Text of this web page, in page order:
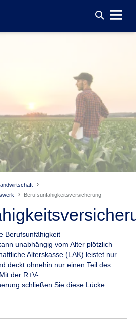
Berufsunfähigkeitsversicherung
Berufsunfähigkeit
unabhängig vom Alter plötzlich
Alterskasse (LAK) leistet nur
deckt ohnehin nur einen Teil des
der R+V-
schließen Sie diese Lücke.